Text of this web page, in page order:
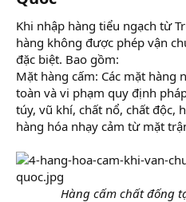
Khi nhập hàng tiểu ngạch từ
hàng không được phép vận
đặc biệt. Bao gồm:
Mặt hàng cấm: Các mặt hàng
toàn và vi phạm quy định
túy, vũ khí, chất nổ, chất độc,
hàng hóa nhạy cảm từ mặt
Hàng cấm chất đống